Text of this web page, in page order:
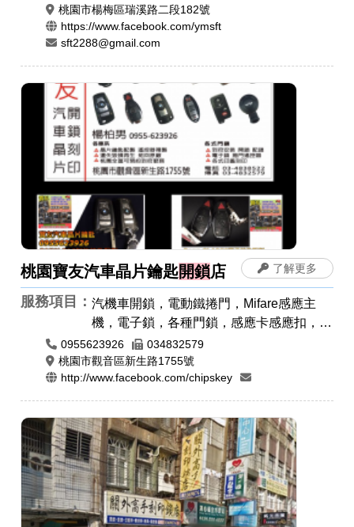
器安裝拷貝，電磁鎖，防盜警報門鎖，晶片
鎖匙，汽車開鎖，機車開鎖，開運印章，肚
臍章/胎毛筆，象牙印章，印章圖案設計，
印身雕刻，公司章，電腦刻印，藝術印章，
橡皮章，牛角印章，印鑑章，原子章
桃園市楊梅區瑞溪路二段182號
https://www.facebook.com/ymsft
sft2288@gmail.com
桃園寶友汽車晶片鑰匙開鎖店
服務項目：汽機車開鎖，電動鐵捲門，Mifare感應主
機，電子鎖，各種門鎖，感應卡感應扣，遙
控器安裝拷貝，電磁鎖，防盜警報門鎖，晶
片鎖匙，汽車開鎖，機車開鎖，開運印章，
肚臍章/胎毛筆，印章圖案設計，印身雕
刻，公司章，電腦刻印，橡皮章，牛角印
章，印鑑章，原子章
0955623926
034832579
桃園市觀音區新生路1755號
http://www.facebook.com/chipskey
了解更多